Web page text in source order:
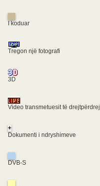
I koduar
Tregon një fotografi
3D
Video transmetuesit të
+
Dokumenti i ndryshimeve
DVB-S